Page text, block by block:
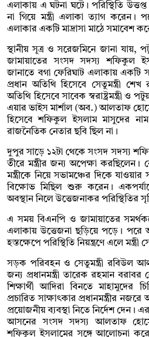
এলাকায় এ ঘটনা ঘটে। পরিস্থিতি
না গিয়ে মন্ত্রী এলাকা ত্যাগ করেন।
এলাকার একটি মাদ্রাসা মাঠে সমাবেশ
স্থানীয় সূত্র ও সরেজমিনে জানা যায়,
জামায়াতের সংসদ সদস্য শফিকুল
জানাতে বগা ফেরিঘাট এলাকায় একটি
প্রধান অতিথি হিসেবে সেতুমন্ত্রী
অতিথি হিসেবে সাবেক স্বরাষ্ট্রমন্ত্রী ও
এয়ার ভাইস মার্শাল (অব.) আলতাফ
হিসেবে শফিকুল ইসলাম মাসুদের
রাজনৈতিক নেতার ছবি ছিল না।
দুপুর সাড়ে ১২টা থেকে সংসদ সদস্য
তীরে মন্ত্রীর জন্য অপেক্ষা করছিলেন।
মন্ত্রীকে নিয়ে সভামঞ্চের দিকে
বিক্ষোভ মিছিল শুরু করেন।
অবস্থান নিলে উত্তেজনাকর পরিস্থিতির
এ সময় বিএনপি ও জামায়াতের
এলাকায় উত্তেজনা ছড়িয়ে পড়ে। পরে
হস্তক্ষেপে পরিস্থিতি নিয়ন্ত্রণে এলে
সড়ক পরিবহন ও সেতুমন্ত্রী রবিউল
জন্য প্রধানমন্ত্রী তারেক রহমান বরাবর
শিক্ষার্থী আদিরা বিনতে মাহামুদের
প্রচারিত সাক্ষাৎকার প্রধানমন্ত্রীর
প্রয়োজনীয় ব্যবস্থা নিতে নির্দেশ দেন।
আসনের সংসদ সদস্য আলতাফ
শফিকুল ইসলামের সঙ্গে আলোচনা করে